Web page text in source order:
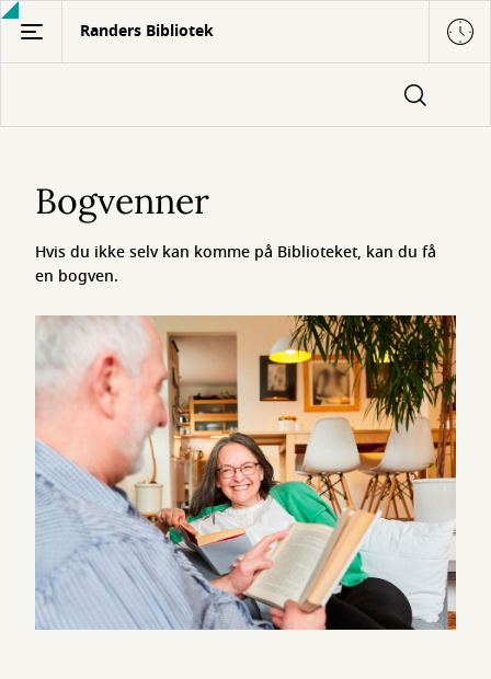
Gå
hovedindhold
Randers Bibliotek
Bogvenner
Hvis du ikke selv kan komme på Biblioteket, kan du få
en bogven.